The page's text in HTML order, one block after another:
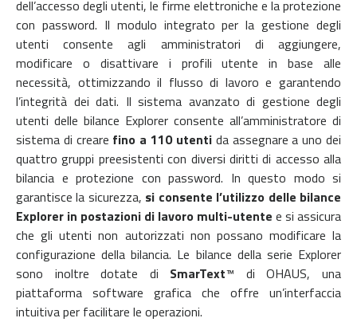
dell’accesso degli utenti, le firme elettroniche e la protezione
con password. Il modulo integrato per la gestione degli
utenti consente agli amministratori di aggiungere,
modificare o disattivare i profili utente in base alle
necessità, ottimizzando il flusso di lavoro e garantendo
l’integrità dei dati. Il sistema avanzato di gestione degli
utenti delle bilance Explorer consente all’amministratore di
sistema di creare fino a 110 utentida assegnare a uno dei
quattro gruppi preesistenti con diversi diritti di accesso alla
bilancia e protezione con password. In questo modo si
garantisce la sicurezza, si consente l’utilizzo delle bilance
Explorer in postazioni di lavoro multi-utente e si assicura
che gli utenti non autorizzati non possano modificare la
configurazione della bilancia. Le bilance della serie Explorer
sono inoltre dotate di SmarText™ di OHAUS, una
piattaforma software grafica che offre un’interfaccia
intuitiva per facilitare le operazioni.